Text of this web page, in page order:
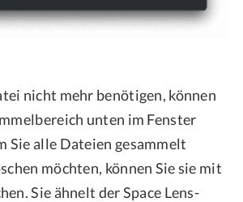
nicht mehr benötigen, können
unten im Fenster
Sie alle Dateien gesammelt
möchten, können Sie sie mit
Sie ähnelt der Space Lens-